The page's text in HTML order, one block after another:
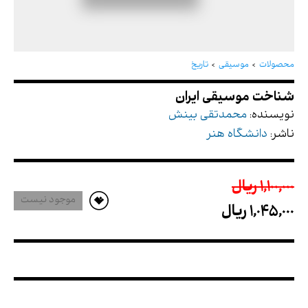
محصولات موسیقی تاریخ
نویسنده: محمدتقی بینش
ناشر: دانشگاه هنر
1,100,000 ريال
1,045,000 ريال
موجود نیست